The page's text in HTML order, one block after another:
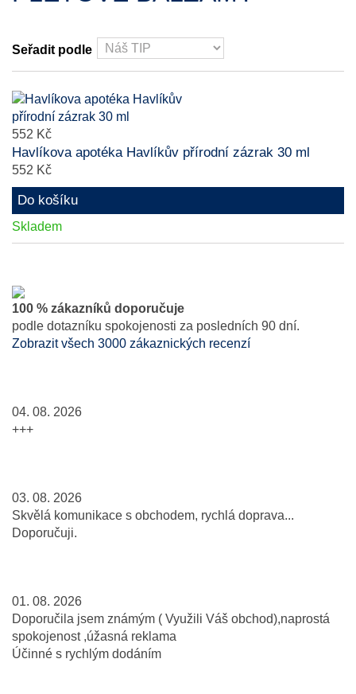
Seřadit podle
552 Kč
Havlíkova apotéka Havlíkův přírodní zázrak 30 ml
552 Kč
Do košíku
Skladem
100 % zákazníků doporučuje
podle dotazníku spokojenosti za posledních 90 dní.
Zobrazit všech 3000 zákaznických recenzí
04. 08. 2026
+++
03. 08. 2026
Skvělá komunikace s obchodem, rychlá doprava...
Doporučuji.
01. 08. 2026
Doporučila jsem známým ( Využili Váš obchod),naprostá
spokojenost ,úžasná reklama
Účinné s rychlým dodáním